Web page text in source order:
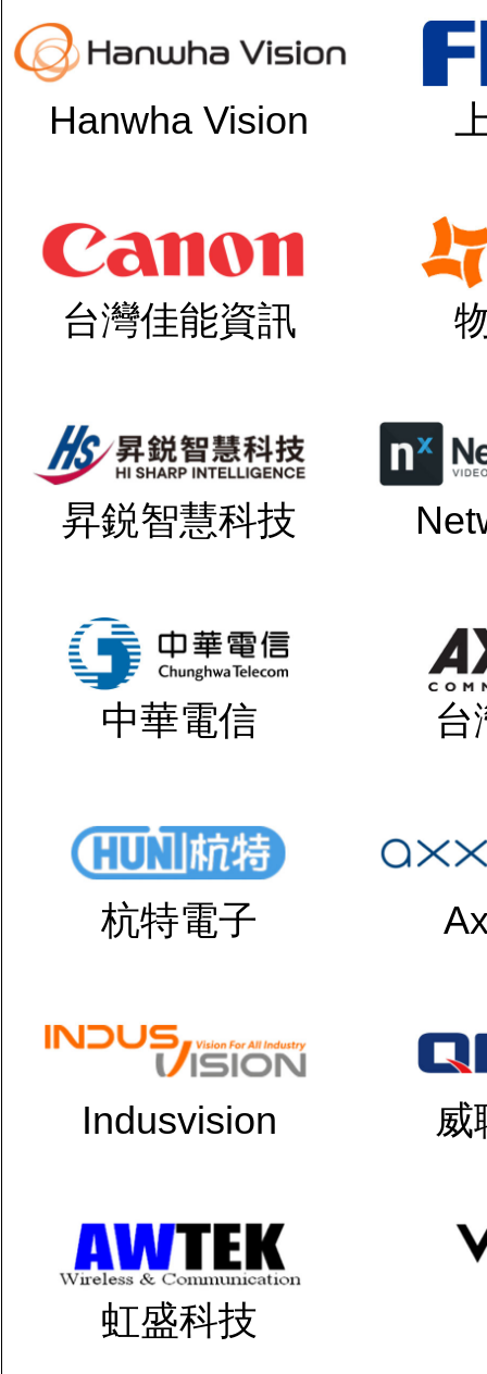
Hanwha Vision
台灣佳能資訊
昇鋭智慧科技
中華電信 台
杭特電子
Indusvision 威
虹盛科技